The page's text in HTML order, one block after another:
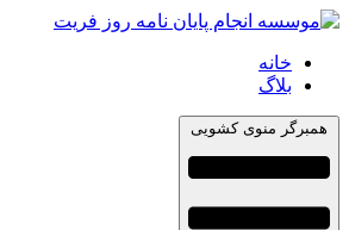
خانه
بلاگ
همبرگر منوی کشویی